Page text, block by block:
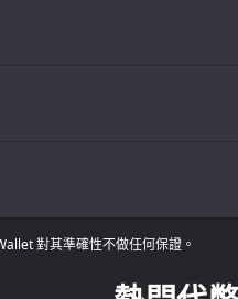
對其準確性不做任何保證。